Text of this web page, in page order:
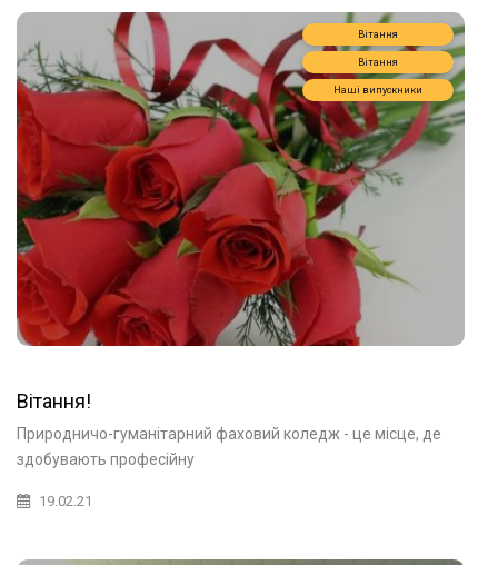
Вітання
Вітання
Наші випускники
Вітання!
Природничо-гуманітарний фаховий коледж - це місце, де
здобувають професійну
19.02.21